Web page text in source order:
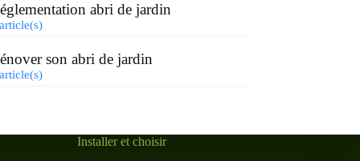
abri de jardin
son abri de jardin
Installer et choisir